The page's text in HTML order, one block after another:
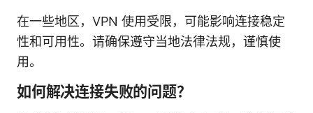
在一些地区，VPN 使用受限，可能影响连接稳定
性和可用性。请确保遵守当地法律法规，谨慎使
用。
如何解决连接失败的问题？